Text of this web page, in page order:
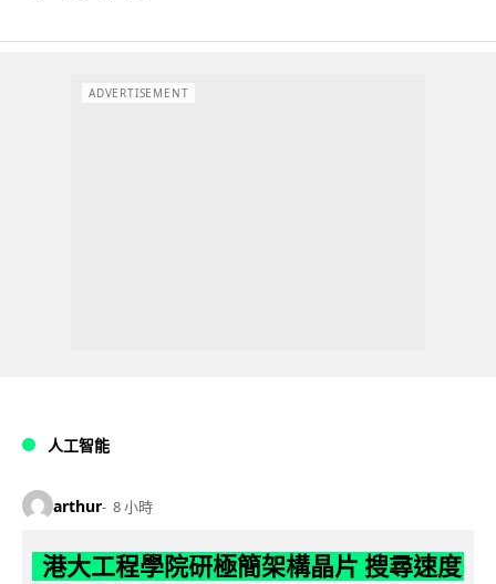
ADVERTISEMENT
人工智能
arthur 8 小時
港大工程學院研極簡架構晶片 搜尋速度